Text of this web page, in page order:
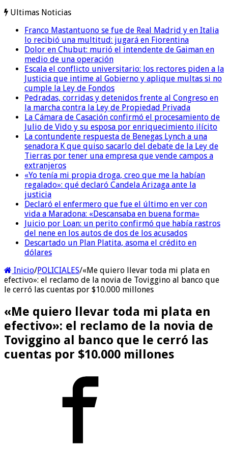
Ultimas Noticias
Franco Mastantuono se fue de Real Madrid y en Italia
lo recibió una multitud: jugará en Fiorentina
Dolor en Chubut: murió el intendente de Gaiman en
medio de una operación
Escala el conflicto universitario: los rectores piden a la
Justicia que intime al Gobierno y aplique multas si no
cumple la Ley de Fondos
Pedradas, corridas y detenidos frente al Congreso en
la marcha contra la Ley de Propiedad Privada
La Cámara de Casación confirmó el procesamiento de
Julio de Vido y su esposa por enriquecimiento ilícito
La contundente respuesta de Benegas Lynch a una
senadora K que quiso sacarlo del debate de la Ley de
Tierras por tener una empresa que vende campos a
extranjeros
«Yo tenía mi propia droga, creo que me la habían
regalado»: qué declaró Candela Arizaga ante la
justicia
Declaró el enfermero que fue el último en ver con
vida a Maradona: «Descansaba en buena forma»
Juicio por Loan: un perito confirmó que había rastros
del nene en los autos de dos de los acusados
Descartado un Plan Platita, asoma el crédito en
dólares
Inicio/POLICIALES/«Me quiero llevar toda mi plata en
efectivo»: el reclamo de la novia de Toviggino al banco que
le cerró las cuentas por $10.000 millones
«Me quiero llevar toda mi plata en
efectivo»: el reclamo de la novia de
Toviggino al banco que le cerró las
cuentas por $10.000 millones